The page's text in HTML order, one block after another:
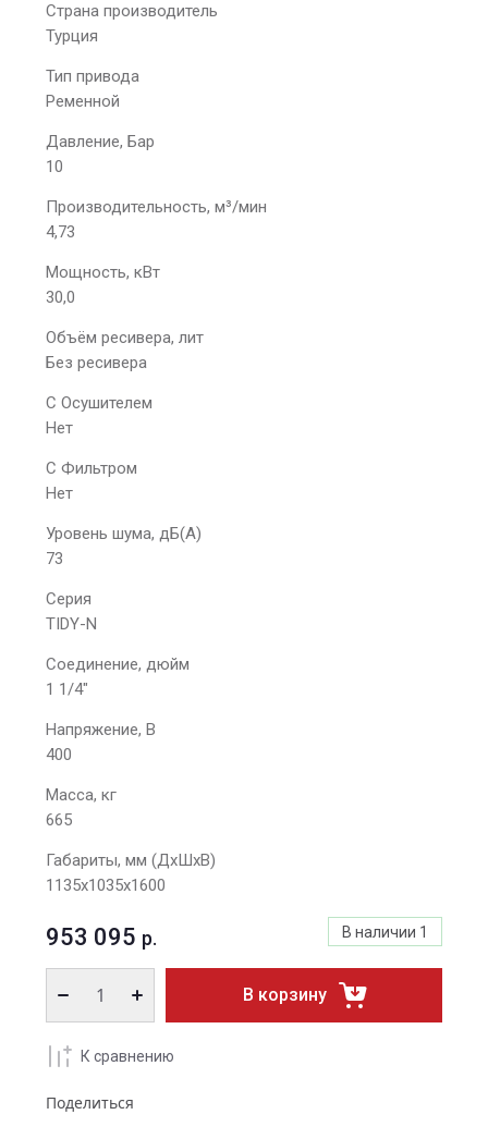
Страна производитель
Турция
Тип привода
Ременной
Давление, Бар
10
Производительность, м³/мин
4,73
Мощность, кВт
30,0
Объём ресивера, лит
Без ресивера
С Осушителем
Нет
С Фильтром
Нет
Уровень шума, дБ(А)
73
Серия
TIDY-N
Соединение, дюйм
1 1/4"
Напряжение, В
400
Масса, кг
665
Габариты, мм (ДхШхВ)
1135x1035x1600
В наличии 1
953 095 р.
В корзину
К сравнению
Поделиться